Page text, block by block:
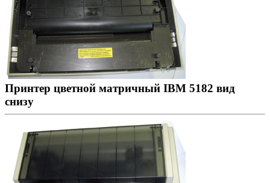
Принтер цветной матричный IBM 5182 вид
снизу